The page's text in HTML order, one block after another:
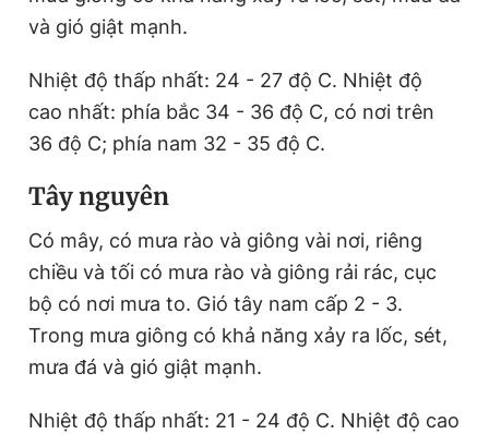
và gió giật mạnh.
Nhiệt độ thấp nhất: 24 - 27 độ C. Nhiệt độ
cao nhất: phía bắc 34 - 36 độ C, có nơi trên
36 độ C; phía nam 32 - 35 độ C.
Tây nguyên
Có mây, có mưa rào và giông vài nơi, riêng
chiều và tối có mưa rào và giông rải rác, cục
bộ có nơi mưa to. Gió tây nam cấp 2 - 3.
Trong mưa giông có khả năng xảy ra lốc, sét,
mưa đá và gió giật mạnh.
Nhiệt độ thấp nhất: 21 - 24 độ C. Nhiệt độ cao